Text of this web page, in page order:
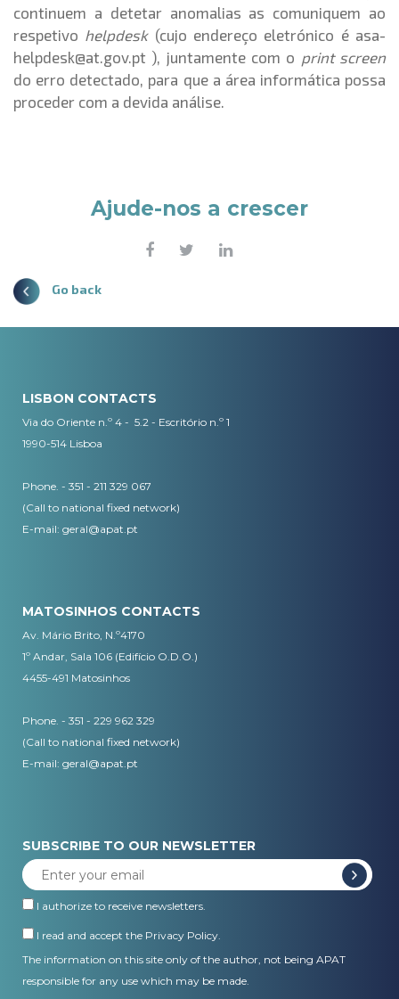
continuem a detetar anomalias as comuniquem ao
respetivo helpdesk(cujo endereço eletrónico é asa-
helpdesk@at.gov.pt ), juntamente com o print screen
do erro detectado, para que a área informática possa
proceder com a devida análise.
Ajude-nos a crescer
Go back
LISBON CONTACTS
Via do Oriente n.º 4 - 5.2 - Escritório n.º 1
1990-514 Lisboa
Phone. - 351 - 211 329 067
(Call to national fixed network)
​E-mail: geral@apat.pt
MATOSINHOS CONTACTS
Av. Mário Brito, N.º4170
1º Andar, Sala 106 (Edifício O.D.O.)
4455-491 Matosinhos
Phone. - 351 - 229 962 329
(Call to national fixed network)
E-mail: geral@apat.pt
SUBSCRIBE TO OUR NEWSLETTER
I authorize to receive newsletters.
I read and accept the Privacy Policy.
The information on this site only of the author, not being APAT
responsible for any use which may be made.